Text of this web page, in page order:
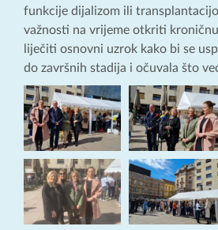
funkcije dijalizom ili
važnosti na vrijeme otkriti
liječiti osnovni uzrok kako bi se
do završnih stadija i očuvala što